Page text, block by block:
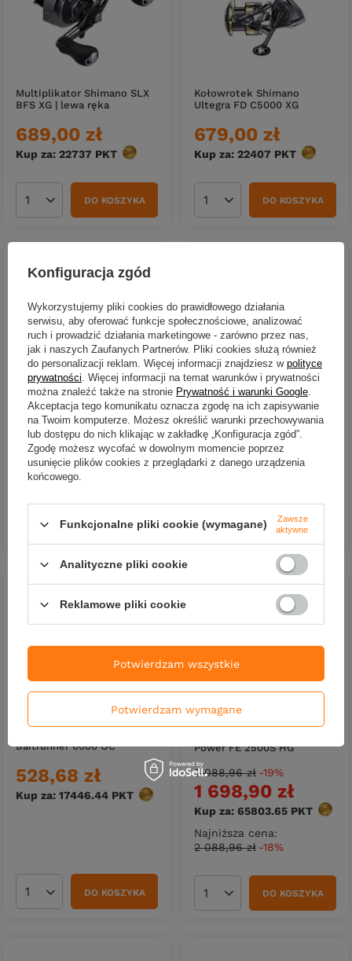
Multiplikator Shimano SLX
BFS XG | lewa ręka
689,00 zł
Kup za: 22737 PKT punktów
Ilość produktówDO KOSZYKA
Kołowrotek Shimano
Ultegra FD C5000 XG
679,00 zł
Kup za: 22407 PKT punktów
Ilość produktówDO KOSZYKA
Kołowrotek Shimano
Ultegra FD C3000 XG
616,46 zł
Kup za: 20343.18 PKTpunktów
Ilość produktów
Kołowrotek Shimano
Ultegra FD C 2000S
642,41 zł
Ilość produktówDO KOSZYKA
Baitrunner 6000 OC
528,68 zł
Kup za: 17446.44 PKT punktów
Ilość produktówDO KOSZYKA
PROMOCJA
Power FE 2500S HG
1 698,90 zł
Kup za: 65803.65 PKT
Najniższa cena:
2 088,96 zł -18%
2 088,96 zł -19%
Ilość produktówDO KOSZYKA
Konfiguracja zgód
Wykorzystujemy pliki cookies do prawidłowego działania
serwisu, aby oferować funkcje społecznościowe, analizować
ruch i prowadzić działania marketingowe - zarówno przez nas,
jak i naszych Zaufanych Partnerów. Pliki cookies służą również
do personalizacji reklam. Więcej informacji znajdziesz w polityce
prywatności . Więcej informacji na temat warunków i prywatności
można znaleźć także na stronie Prywatność i warunki Google
Akceptacja tego komunikatu oznacza zgodę na ich zapisywanie
na Twoim komputerze. Możesz określić warunki przechowywania
lub dostępu do nich klikając w zakładkę „Konfiguracja zgód”.
Zgodę możesz wycofać w dowolnym momencie poprzez
usunięcie plików cookies z przeglądarki z danego urządzenia
końcowego.
Funkcjonalne pliki cookie (wymagane)
Zawsze
aktywne
Analityczne pliki cookie
Reklamowe pliki cookie
Potwierdzam wymagane
Potwierdzam wszystkie